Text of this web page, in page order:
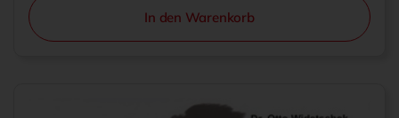
In den Warenkorb